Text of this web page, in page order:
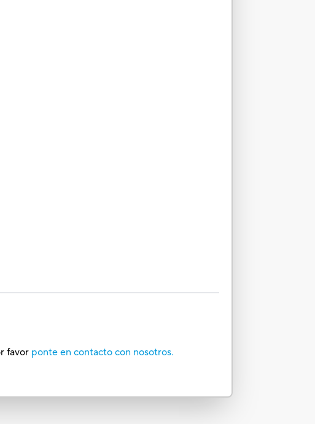
favor ponte en contacto con nosotros.